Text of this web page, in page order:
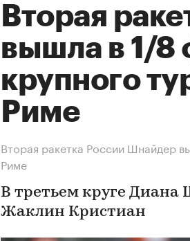
Вторая
вышла в 1/8
крупного
Риме
Вторая ракетка России Шнайдер
Риме
В третьем круге
Жаклин Кристиан